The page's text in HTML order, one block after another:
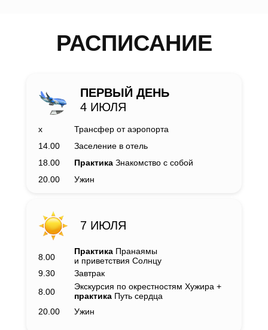
7 ИЮЛЯ
8.00
Практика Пранаямы
и приветствия Солнцу
9.30
Завтрак
8.00
Экскурсия по окрестностям Хужира +
практика Путь сердца
20.00
Ужин
х
14.00
18.00
20.00
Трансфер от аэропорта
Заселение в отель
Практика Знакомство с собой
Ужин
ПЕРВЫЙ ДЕНЬ
4 ИЮЛЯ
РАСПИСАНИЕ